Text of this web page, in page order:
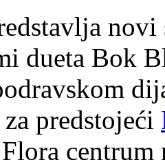
dueta Bok
predstojeći